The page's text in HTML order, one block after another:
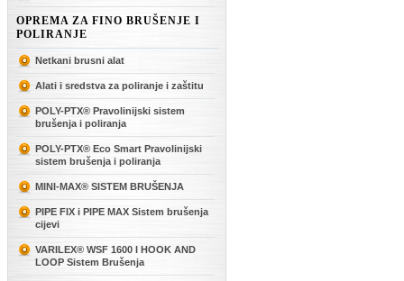
OPREMA ZA FINO BRUŠENJE I
POLIRANJE
Netkani brusni alat
Alati i sredstva za poliranje i zaštitu
POLY-PTX® Pravolinijski sistem
brušenja i poliranja
POLY-PTX® Eco Smart Pravolinijski
sistem brušenja i poliranja
MINI-MAX® SISTEM BRUŠENJA
PIPE FIX i PIPE MAX Sistem brušenja
cijevi
VARILEX® WSF 1600 I HOOK AND
LOOP Sistem Brušenja